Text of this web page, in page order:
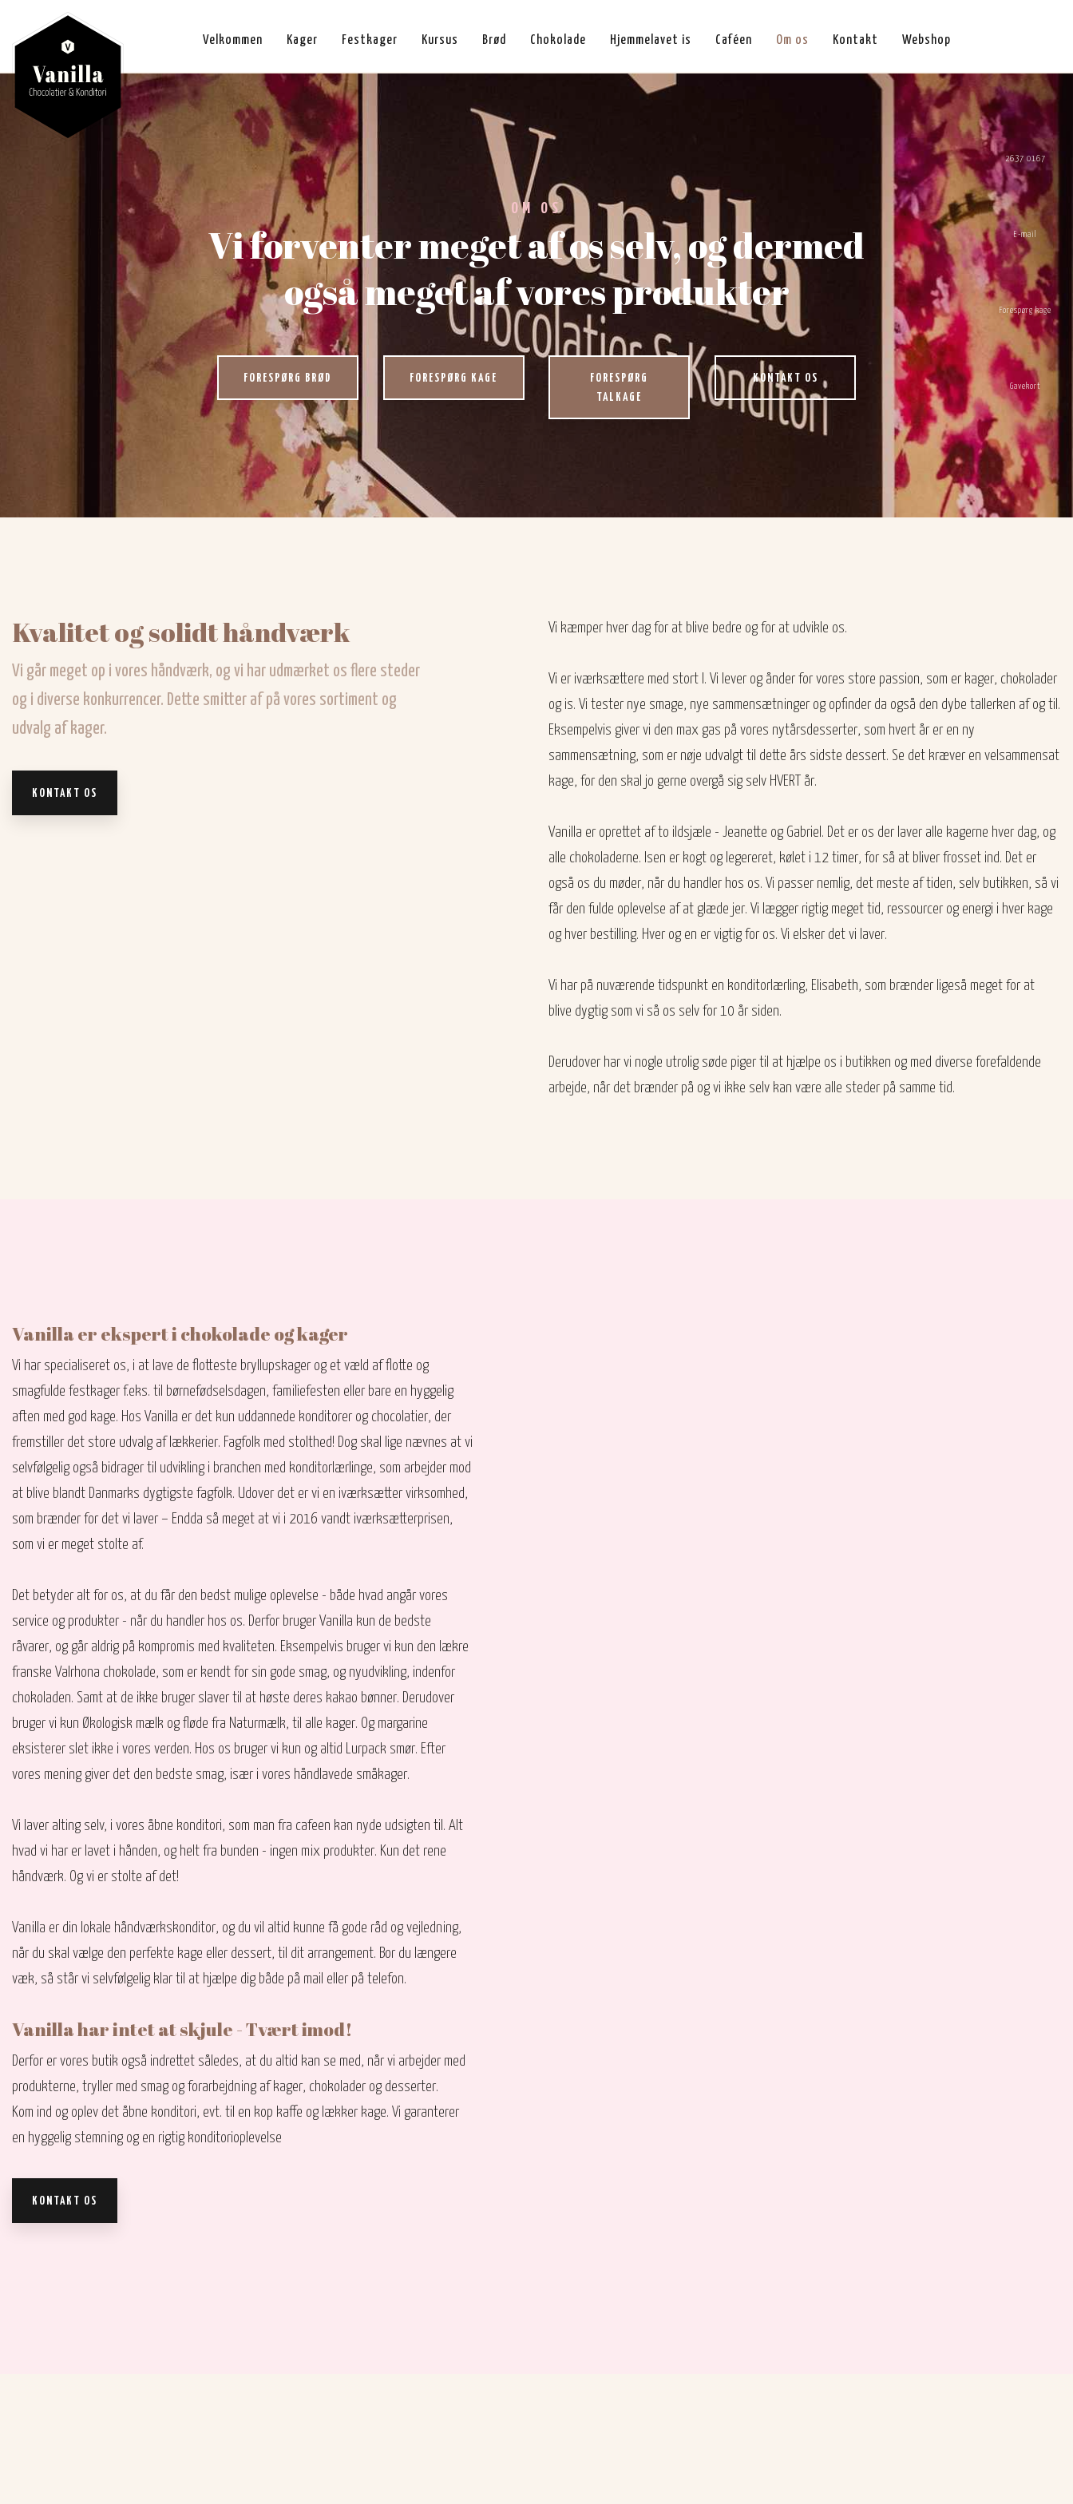
Velkommen Kager Festkager Kursus Brød Chokolade Hjemmelavet is Caféen Om os Kontakt Webshop
2637 0167
E-mail
Forespørg kage
Gavekort
OM OS
Vi forventer meget af os selv, og dermed
også meget af vores produkter
FORESPØRG BRØD FORESPØRG KAGE
FORESPØRG
TALKAGE
KONTAKT OS
Kvalitet og solidt håndværk​
Vi går meget op i vores håndværk, og vi har udmærket os flere steder
og i diverse konkurrencer. Dette smitter af på vores sortiment og
udvalg af kager.
KONTAKT OS
​Vi kæmper hver dag for at blive bedre og for at udvikle os.
Vi er iværksættere med stort I. Vi lever og ånder for vores store passion, som er kager, chokolader
og is. Vi tester nye smage, nye sammensætninger og opfinder da også den dybe tallerken af og til.
Eksempelvis giver vi den max gas på vores nytårsdesserter, som hvert år er en ny
sammensætning, som er nøje udvalgt til dette års sidste dessert. Se det kræver en velsammensat
kage, for den skal jo gerne overgå sig selv HVERT år.
Vanilla er oprettet af to ildsjæle - Jeanette og Gabriel. Det er os der laver alle kagerne hver dag, og
alle chokoladerne. Isen er kogt og legereret, kølet i 12 timer, for så at bliver frosset ind. Det er
også os du møder, når du handler hos os. Vi passer nemlig, det meste af tiden, selv butikken, så vi
får den fulde oplevelse af at glæde jer. Vi lægger rigtig meget tid, ressourcer og energi i hver kage
og hver bestilling. Hver og en er vigtig for os. Vi elsker det vi laver.
Vi har på nuværende tidspunkt en konditorlærling, Elisabeth, som brænder ligeså meget for at
blive dygtig som vi så os selv for 10 år siden.
Derudover har vi nogle utrolig søde piger til at hjælpe os i butikken og med diverse forefaldende
arbejde, når det brænder på og vi ikke selv kan være alle steder på samme tid.
​Vanilla er ekspert i chokolade og kager​
Vi har specialiseret os, i at lave de flotteste bryllupskager og et væld af flotte og
smagfulde festkager f.eks. til børnefødselsdagen, familiefesten eller bare en hyggelig
aften med god kage. Hos Vanilla er det kun uddannede konditorer og chocolatier, der
fremstiller det store udvalg af lækkerier. Fagfolk med stolthed! Dog skal lige nævnes at vi
selvfølgelig også bidrager til udvikling i branchen med konditorlærlinge, som arbejder mod
at blive blandt Danmarks dygtigste fagfolk. Udover det er vi en iværksætter virksomhed,
som brænder for det vi laver – Endda så meget at vi i 2016 vandt iværksætterprisen,
som vi er meget stolte af.
Det betyder alt for os, at du får den bedst mulige oplevelse - både hvad angår vores
service og produkter - når du handler hos os. Derfor bruger Vanilla kun de bedste
råvarer, og går aldrig på kompromis med kvaliteten. Eksempelvis bruger vi kun den lækre
franske Valrhona chokolade, som er kendt for sin gode smag, og nyudvikling, indenfor
chokoladen. Samt at de ikke bruger slaver til at høste deres kakao bønner. Derudover
bruger vi kun Økologisk mælk og fløde fra Naturmælk, til alle kager. Og margarine
eksisterer slet ikke i vores verden. Hos os bruger vi kun og altid Lurpack smør. Efter
vores mening giver det den bedste smag, især i vores håndlavede småkager.
Vi laver alting selv, i vores åbne konditori, som man fra cafeen kan nyde udsigten til. Alt
hvad vi har er lavet i hånden, og helt fra bunden - ingen mix produkter. Kun det rene
håndværk. Og vi er stolte af det!​
Vanilla er din lokale håndværkskonditor, og du vil altid kunne få gode råd og vejledning,
når du skal vælge den perfekte kage eller dessert, til dit arrangement. Bor du længere
væk, så står vi selvfølgelig klar til at hjælpe dig både på mail eller på telefon.
Vanilla har intet at skjule - Tvært imod!
Derfor er vores butik også indrettet således, at du altid kan se med, når vi arbejder med
produkterne, tryller med smag og forarbejdning af kager, chokolader og desserter.
Kom ind og oplev det åbne konditori, evt. til en kop kaffe og lækker kage. Vi garanterer
en hyggelig stemning og en rigtig konditorioplevelse
KONTAKT OS